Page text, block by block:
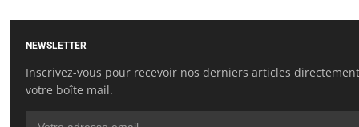
NEWSLETTER
Inscrivez-vous pour recevoir nos derniers articles
votre boîte mail.